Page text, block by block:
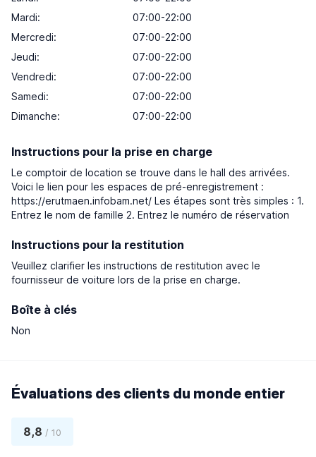
Mardi:
07:00-22:00
Mercredi:
07:00-22:00
Jeudi:
07:00-22:00
Vendredi:
07:00-22:00
Samedi:
07:00-22:00
Dimanche: 07:00-22:00
Instructions pour la prise en charge
Le comptoir de location se trouve dans le hall des arrivées.
Voici le lien pour les espaces de pré-enregistrement :
https://erutmaen.infobam.net/ Les étapes sont très simples : 1.
Entrez le nom de famille 2. Entrez le numéro de réservation
Instructions pour la restitution
Veuillez clarifier les instructions de restitution avec le
fournisseur de voiture lors de la prise en charge.
Boîte à clés
Non
Évaluations des clients du monde entier
8,8 / 10